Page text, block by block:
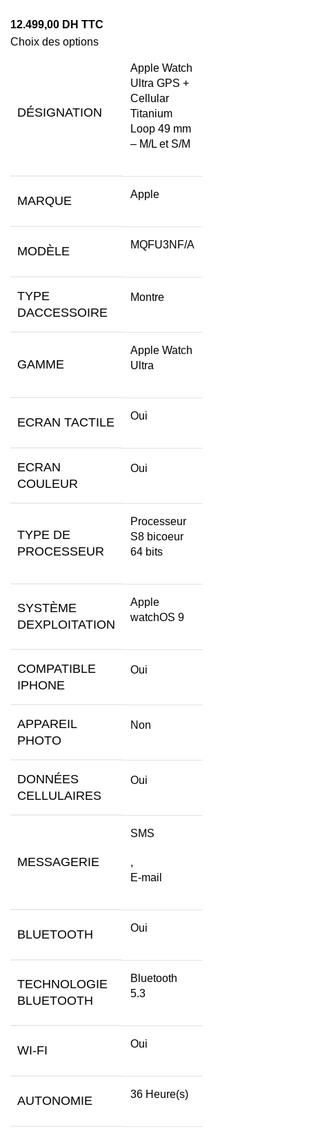
12.499,00 DH TTC
Choix des options
DÉSIGNATION
Apple Watch
Ultra GPS +
Cellular
Titanium
Loop 49 mm
– M/L et S/M
MARQUE Apple
MODÈLE MQFU3NF/A
TYPE
DACCESSOIRE
Montre
GAMME
Apple Watch
Ultra
ECRAN TACTILE Oui
ECRAN
COULEUR
Oui
TYPE DE
PROCESSEUR
Processeur
S8 bicoeur
64 bits
SYSTÈME
DEXPLOITATION
Apple
watchOS 9
COMPATIBLE
IPHONE
Oui
APPAREIL
PHOTO
Non
DONNÉES
CELLULAIRES
Oui
MESSAGERIE
SMS
,
E-mail
BLUETOOTH Oui
TECHNOLOGIE
BLUETOOTH
Bluetooth
5.3
WI-FI Oui
AUTONOMIE 36 Heure(s)